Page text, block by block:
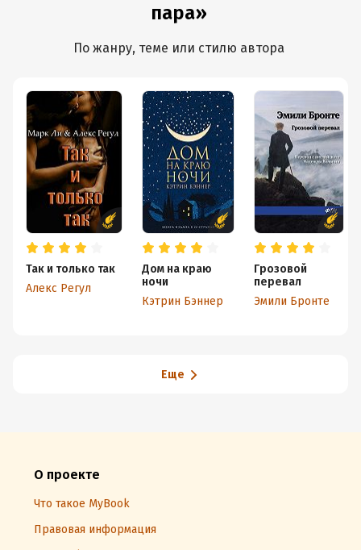
пара»
По жанру, теме или стилю автора
Так и только так
Алекс Регул
Дом на краю
ночи
Кэтрин Бэннер
Грозовой
перевал
Эмили Бронте
Еще
О проекте
Что такое MyBook
Правовая информация